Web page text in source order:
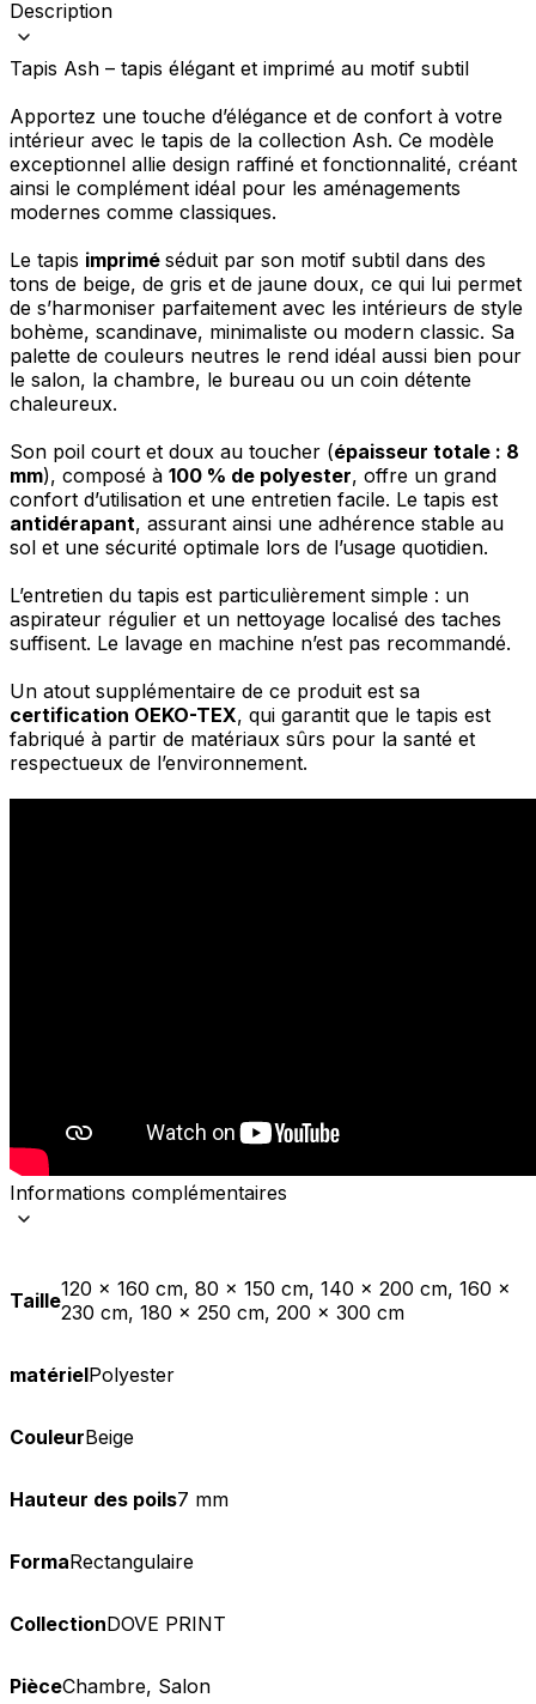
Description
Tapis Ash – tapis élégant et imprimé au motif subtil
Apportez une touche d’élégance et de confort à votre
intérieur avec le tapis de la collection Ash. Ce modèle
exceptionnel allie design raffiné et fonctionnalité, créant
ainsi le complément idéal pour les aménagements
modernes comme classiques.
Le tapis imprimé séduit par son motif subtil dans des
tons de beige, de gris et de jaune doux, ce qui lui permet
de s’harmoniser parfaitement avec les intérieurs de style
bohème, scandinave, minimaliste ou modern classic. Sa
palette de couleurs neutres le rend idéal aussi bien pour
le salon, la chambre, le bureau ou un coin détente
chaleureux.
Son poil court et doux au toucher (épaisseur totale : 8
mm), composé à 100 % de polyester, offre un grand
confort d’utilisation et une entretien facile. Le tapis est
antidérapant, assurant ainsi une adhérence stable au
sol et une sécurité optimale lors de l’usage quotidien.
L’entretien du tapis est particulièrement simple : un
aspirateur régulier et un nettoyage localisé des taches
suffisent. Le lavage en machine n’est pas recommandé.
Un atout supplémentaire de ce produit est sa
certification OEKO-TEX, qui garantit que le tapis est
fabriqué à partir de matériaux sûrs pour la santé et
respectueux de l’environnement.
Informations complémentaires
Taille120 x 160 cm, 80 x 150 cm, 140 x 200 cm, 160 x
230 cm, 180 x 250 cm, 200 x 300 cm
matérielPolyester
CouleurBeige
Hauteur des poils7 mm
FormaRectangulaire
CollectionDOVE PRINT
PièceChambre, Salon